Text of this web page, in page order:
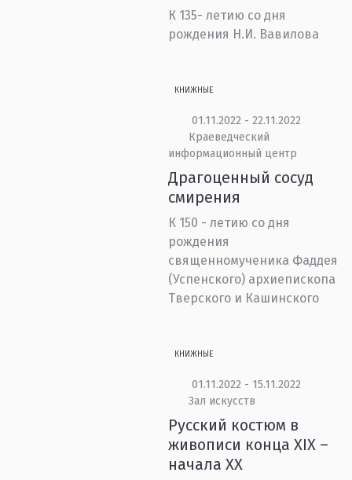
К 135- летию со дня
рождения Н.И. Вавилова
КНИЖНЫЕ
01.11.2022 - 22.11.2022
Краеведческий
информационный центр
Драгоценный сосуд
смирения
К 150 - летию со дня
рождения
священномученика Фаддея
(Успенского) архиепископа
Тверского и Кашинского
КНИЖНЫЕ
01.11.2022 - 15.11.2022
Зал искусств
Русский костюм в
живописи конца XIX –
начала XX